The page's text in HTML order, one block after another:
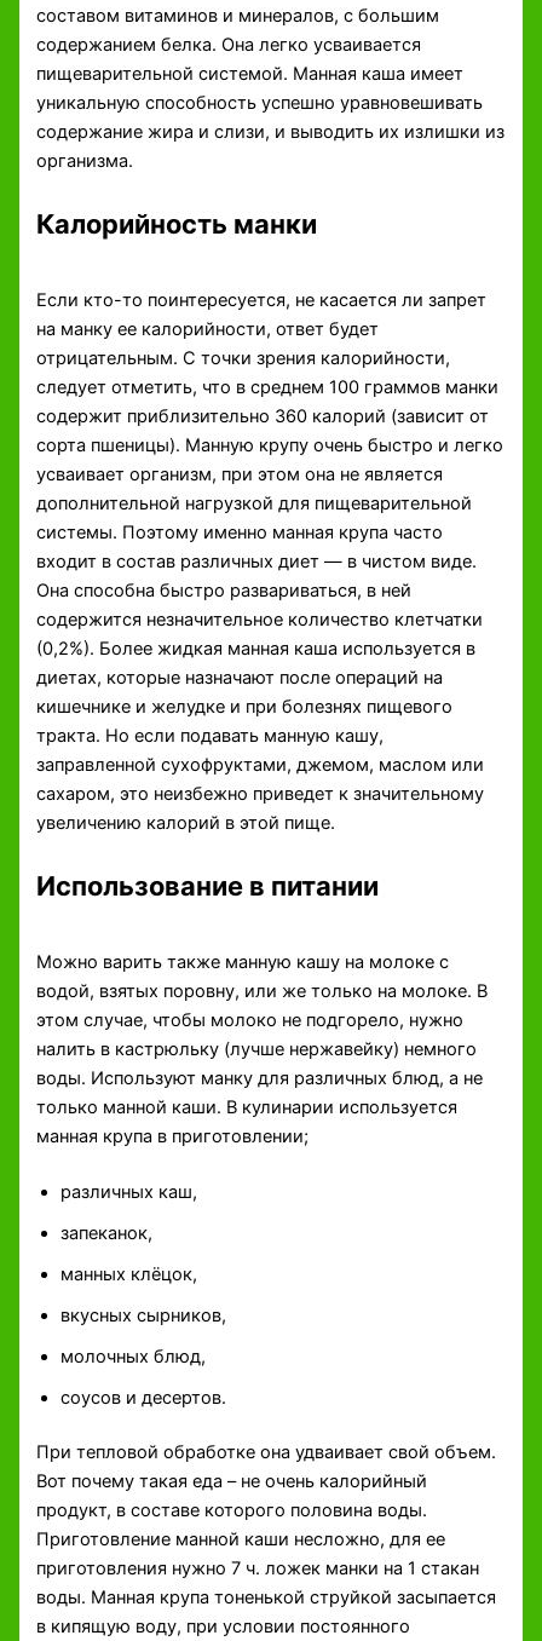
составом витаминов и минералов, с большим
содержанием белка. Она легко усваивается
пищеварительной системой. Манная каша имеет
уникальную способность успешно уравновешивать
содержание жира и слизи, и выводить их излишки из
организма.
Калорийность манки
Если кто-то поинтересуется, не касается ли запрет
на манку ее калорийности, ответ будет
отрицательным. С точки зрения калорийности,
следует отметить, что в среднем 100 граммов манки
содержит приблизительно 360 калорий (зависит от
сорта пшеницы). Манную крупу очень быстро и легко
усваивает организм, при этом она не является
дополнительной нагрузкой для пищеварительной
системы. Поэтому именно манная крупа часто
входит в состав различных диет — в чистом виде.
Она способна быстро развариваться, в ней
содержится незначительное количество клетчатки
(0,2%). Более жидкая манная каша используется в
диетах, которые назначают после операций на
кишечнике и желудке и при болезнях пищевого
тракта. Но если подавать манную кашу,
заправленной сухофруктами, джемом, маслом или
сахаром, это неизбежно приведет к значительному
увеличению калорий в этой пище.
Использование в питании
Можно варить также манную кашу на молоке с
водой, взятых поровну, или же только на молоке. В
этом случае, чтобы молоко не подгорело, нужно
налить в кастрюльку (лучше нержавейку) немного
воды. Используют манку для различных блюд, а не
только манной каши. В кулинарии используется
манная крупа в приготовлении;
различных каш,
запеканок,
манных клёцок,
вкусных сырников,
молочных блюд,
соусов и десертов.
При тепловой обработке она удваивает свой объем.
Вот почему такая еда – не очень калорийный
продукт, в составе которого половина воды.
Приготовление манной каши несложно, для ее
приготовления нужно 7 ч. ложек манки на 1 стакан
воды. Манная крупа тоненькой струйкой засыпается
в кипящую воду, при условии постоянного